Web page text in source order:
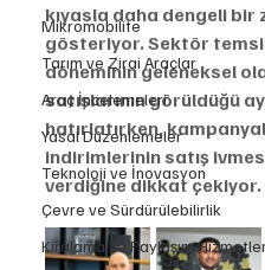
Mikromobilite
Tarım ve Zirai Araçlar
Araç İncelemeleri
Yasal Düzenlemeler
Teknoloji ve İnovasyon
Çevre ve Sürdürülebilirlik
Kiralama ve Paylaşım
kıyasla daha dengeli bir
gösteriyor. Sektör
döneminin geleneksel
satışlarının görüldüğü
hatırlatırken,
indirimlerinin satış
verdiğine dikkat çekiyor.